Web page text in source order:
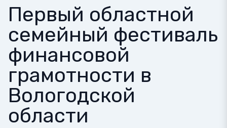
Первый областной
семейный фестиваль
финансовой
грамотности в
Вологодской
области